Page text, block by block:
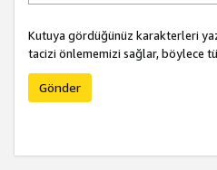
Kutuya gördüğünüz karakterleri
tacizi önlememizi sağlar, böylece
Gönder